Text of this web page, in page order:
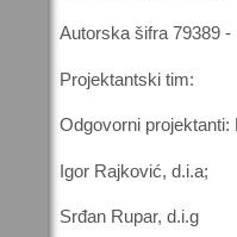
Autorska šifra 79389 -
Projektantski tim:
Odgovorni projektanti:
Igor Rajković, d.i.a;
Srđan Rupar, d.i.g